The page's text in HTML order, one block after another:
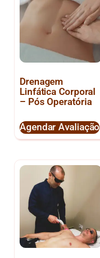
Drenagem
Linfática Corporal
– Pós Operatória
Agendar Avaliação